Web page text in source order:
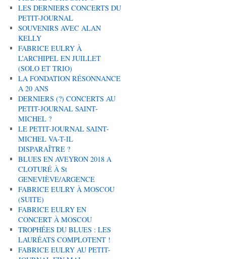
LES DERNIERS CONCERTS DU
PETIT-JOURNAL
SOUVENIRS AVEC ALAN
KELLY
FABRICE EULRY À
L’ARCHIPEL EN JUILLET
(SOLO ET TRIO)
LA FONDATION RÉSONNANCE
A 20 ANS
DERNIERS (?) CONCERTS AU
PETIT-JOURNAL SAINT-
MICHEL ?
LE PETIT-JOURNAL SAINT-
MICHEL VA-T-IL
DISPARAÎTRE ?
BLUES EN AVEYRON 2018 A
CLOTURÉ À St
GENEVIÈVE/ARGENCE
FABRICE EULRY À MOSCOU
(SUITE)
FABRICE EULRY EN
CONCERT À MOSCOU
TROPHÉES DU BLUES : LES
LAURÉATS COMPLOTENT !
FABRICE EULRY AU PETIT-